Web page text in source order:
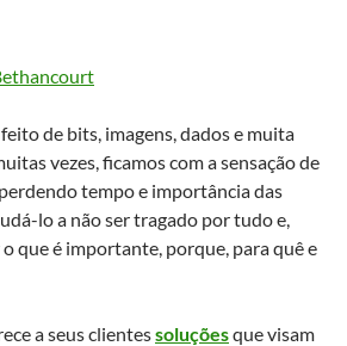
de bits, imagens, dados e muita
vezes, ficamos com a sensação de
tempo e importância das
lo a não ser tragado por tudo e,
que é importante, porque, para quê e
a seus clientessoluçõesque visam